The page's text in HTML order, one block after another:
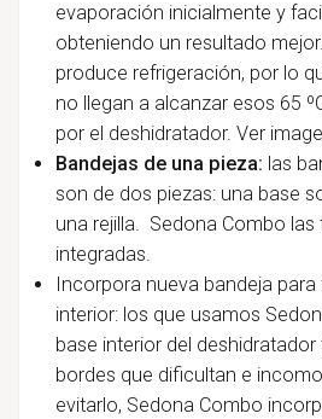
evaporación inicialmente y
obteniendo un resultado
produce refrigeración, por lo
no llegan a alcanzar esos 65
por el deshidratador. Ver
Bandejas de una pieza: las
son de dos piezas: una base
una rejilla. Sedona Combo las
integradas.
Incorpora nueva bandeja para
interior: los que usamos
base interior del
bordes que dificultan e
evitarlo, Sedona Combo